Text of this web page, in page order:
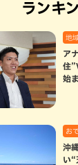
ランキ
地
ア
住
始
お
沖
い“